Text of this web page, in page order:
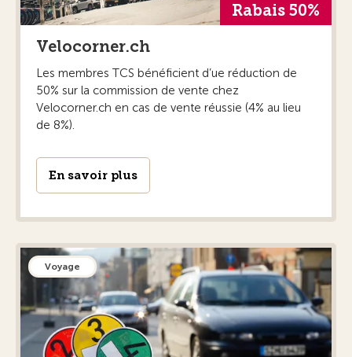
Rabais 50%
Velocorner.ch
Les membres TCS bénéficient d’ue réduction de
50% sur la commission de vente chez
Velocorner.ch en cas de vente réussie (4% au lieu
de 8%).
En savoir plus
Voyage